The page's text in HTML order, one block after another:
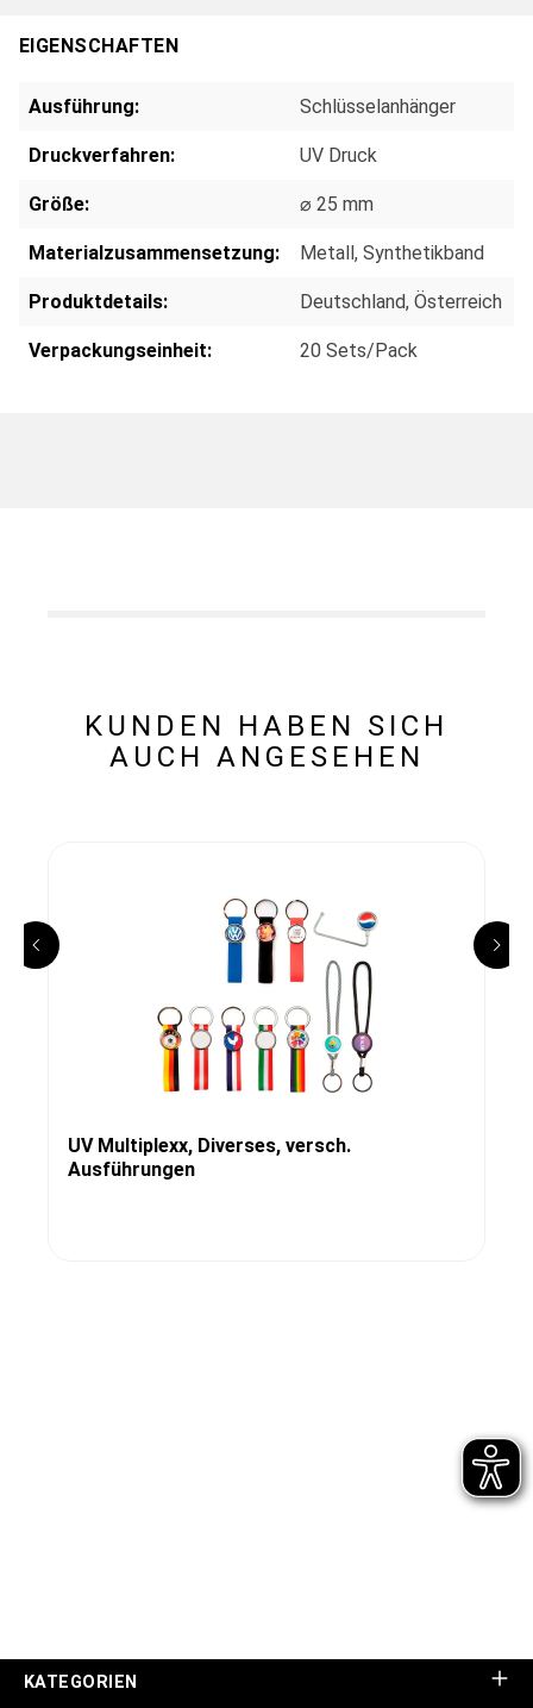
EIGENSCHAFTEN
Ausführung: Schlüsselanhänger
Druckverfahren: UV Druck
Größe: ⌀ 25 mm
Materialzusammensetzung: Metall, Synthetikband
Produktdetails: Deutschland, Österreich
Verpackungseinheit: 20 Sets/Pack
KUNDEN HABEN SICH
AUCH ANGESEHEN
UV Multiplexx, Diverses, versch.
Ausführungen
KATEGORIEN